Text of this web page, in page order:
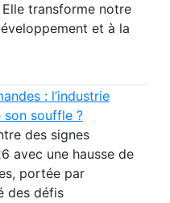
transforme notre
et à la
: l’industrie
souffle ?
des signes
avec une hausse de
portée par
des défis